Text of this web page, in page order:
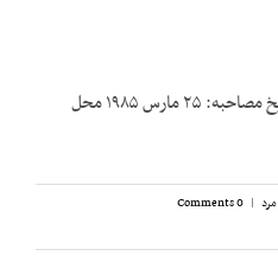
روایت‌کننده: آقای هرمز قریب تاریخ مصاحبه: ۲۵ مارس ۱۹۸۵ محل
مرد |
0 Comments